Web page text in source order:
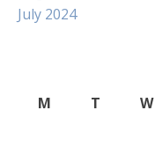
July 2024
M
T W